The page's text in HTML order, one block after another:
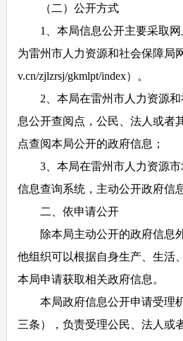
（二）公开方式
1
、本局信息公开主要采取
为雷州市人力资源和社会保障局
v.cn/zjlzrsj/gkmlpt/index）。
2 、本局在雷州市人力资源
息公开查阅点，公民、法人或者
点查阅本局公开的政府信息；
3、本局在雷州市人力资源
信息查询系统，主动公开政府信息
二、依申请公开
除本局主动公开的政府信息
他组织可以根据自身生产、生活
本局申请获取相关政府信息。
本局政府信息公开申请受理
三条），负责受理公民、法人或